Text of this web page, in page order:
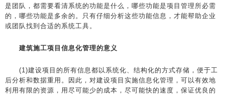
是团队，都需要看清系统的功能是什么，哪些功能是项目管理所必需
的，哪些功能是多余的。只有仔细分析这些功能信息，才能帮助企业
或团队找到合适的系统工具。
建筑施工项目信息化管理的意义
(1)建设项目的所有信息都以系统化、结构化的方式存储，便于工
后分析和数据重用。因此，对建设项目实施信息化管理，可以有效地
利用有限的资源，用尽可能少的成本，尽可能快的速度，保证优良的